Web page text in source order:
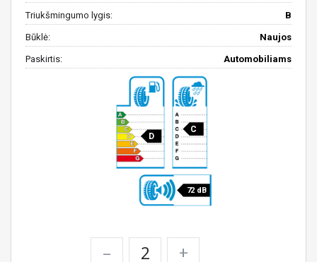
Triukšmingumo lygis: B
Būklė: Naujos
Paskirtis: Automobiliams
D
C
72 dB
– +